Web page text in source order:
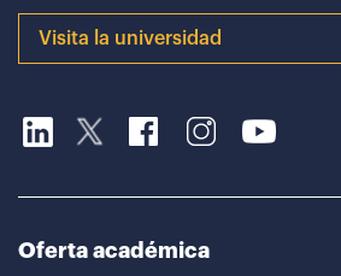
Visita la universidad
Oferta académica